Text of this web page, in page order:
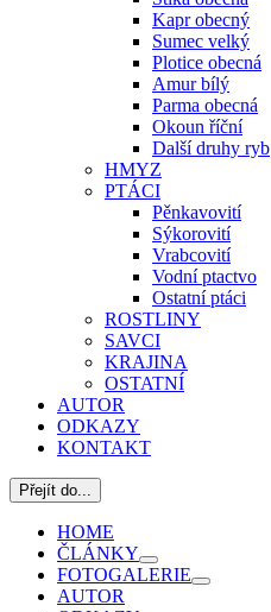
Kapr obecný
Sumec velký
Plotice obecná
Amur bílý
Parma obecná
Okoun říční
Další druhy ryb
HMYZ
PTÁCI
Pěnkavovití
Sýkorovití
Vrabcovití
Vodní ptactvo
Ostatní ptáci
ROSTLINY
SAVCI
KRAJINA
OSTATNÍ
AUTOR
ODKAZY
KONTAKT
Přejít do...
HOME
ČLÁNKY
FOTOGALERIE
AUTOR